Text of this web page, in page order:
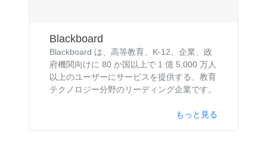
Blackboard
Blackboard は、高等教育、K-12、企業、政
府機関向けに 80 か国以上で 1 億 5,000 万人
以上のユーザーにサービスを提供する、教育
テクノロジー分野のリーディング企業です。
もっと見る